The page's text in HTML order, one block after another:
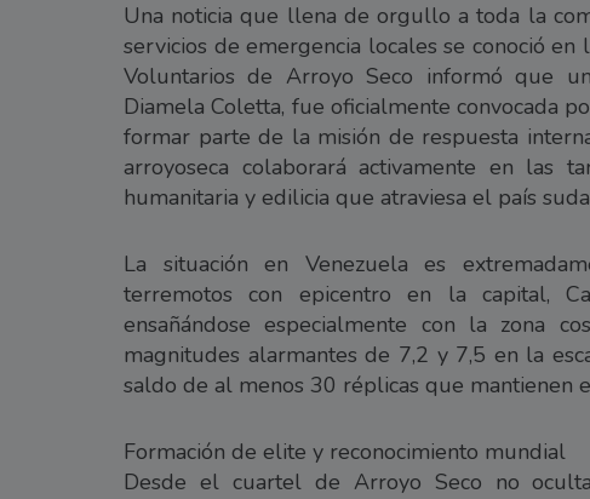
Una noticia que llena de orgullo a toda la
servicios de emergencia locales se conoció
Voluntarios de Arroyo Seco informó que
Diamela Coletta, fue oficialmente convocada
formar parte de la misión de respuesta
arroyoseca colaborará activamente en las
humanitaria y edilicia que atraviesa el país
La situación en Venezuela es
terremotos con epicentro en la capital,
ensañándose especialmente con la zona
magnitudes alarmantes de 7,2 y 7,5 en la
saldo de al menos 30 réplicas que mantienen
Formación de elite y reconocimiento mundial
Desde el cuartel de Arroyo Seco no